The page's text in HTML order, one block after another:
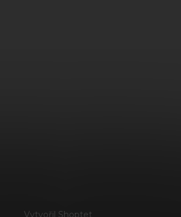
Vytvořil Shoptet